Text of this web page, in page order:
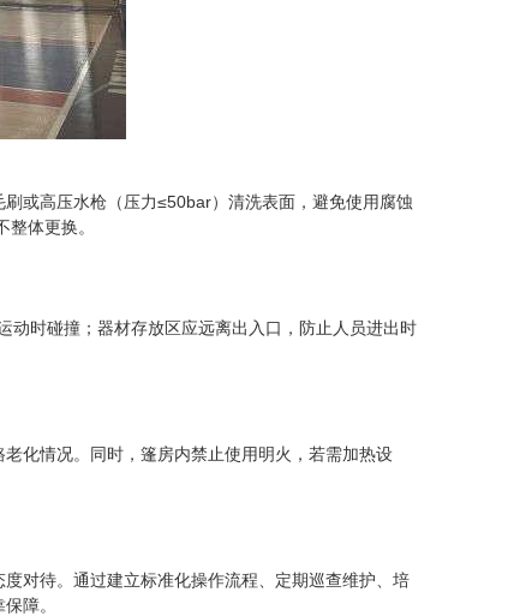
或高压水枪（压力≤50bar）清洗表面，避免使用腐蚀
体更换。
动时碰撞；器材存放区应远离出入口，防止人员进出时
化情况。同时，篷房内禁止使用明火，若需加热设
对待。通过建立标准化操作流程、定期巡查维护、培
障。